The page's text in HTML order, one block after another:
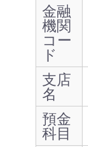
金融
機関
コー
ド
支店
名
預金
科目